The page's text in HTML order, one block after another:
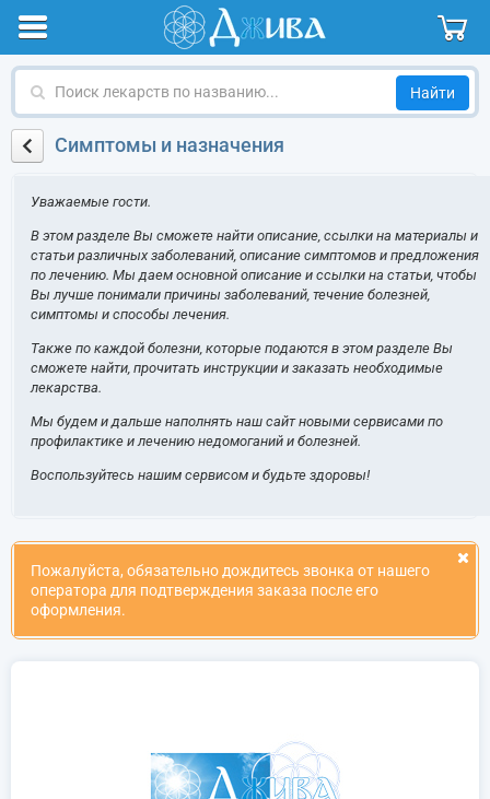
Поиск
по
названиюСимптомы и назначения
Уважаемые гости.
В этом разделе Вы сможете найти описание, ссылки на материалы и
статьи различных заболеваний, описание симптомов и предложения
по лечению. Мы даем основной описание и ссылки на статьи, чтобы
Вы лучше понимали причины заболеваний, течение болезней,
симптомы и способы лечения.
Также по каждой болезни, которые подаются в этом разделе Вы
сможете найти, прочитать инструкции и заказать необходимые
лекарства.
Мы будем и дальше наполнять наш сайт новыми сервисами по
профилактике и лечению недомоганий и болезней.
Воспользуйтесь нашим сервисом и будьте здоровы!
Пожалуйста, обязательно дождитесь звонка от нашего
оператора для подтверждения заказа после его
оформления.